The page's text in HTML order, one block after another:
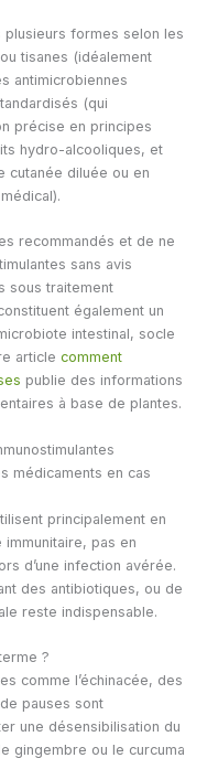
formes selon les
tisanes (idéalement
antimicrobiennes
(qui
précise en principes
hydro-alcooliques, et
cutanée diluée ou en
recommandés et de ne
sans avis
sous traitement
également un
intestinal, socle
article comment
publie des informations
à base de plantes.
médicaments en cas
principalement en
immunitaire, pas en
d’une infection avérée.
des antibiotiques, ou de
reste indispensable.
?
comme l’échinacée, des
pauses sont
une désensibilisation du
gingembre ou le curcuma